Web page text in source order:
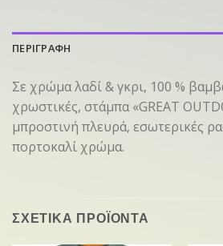
ΠΕΡΙΓΡΑΦΗ
Σε χρώμα λαδί & γκρι, 100 %
χρωστικές, στάμπα «GREAT
μπροστινή πλευρά, εσωτερικές
πορτοκαλί χρώμα.
ΣΧΕΤΙΚΑ ΠΡΟΪΟΝΤΑ